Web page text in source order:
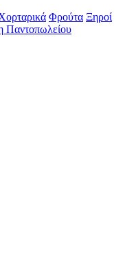
Φρούτα Ξηροί
Παντοπωλείου